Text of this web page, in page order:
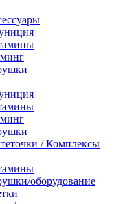
/ Комплексы
оборудование